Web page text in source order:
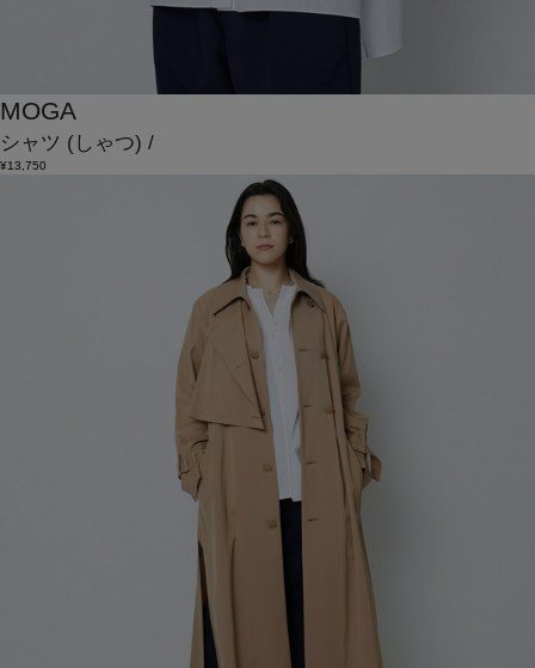
MOGA
シャツ (しゃつ) /
¥13,750